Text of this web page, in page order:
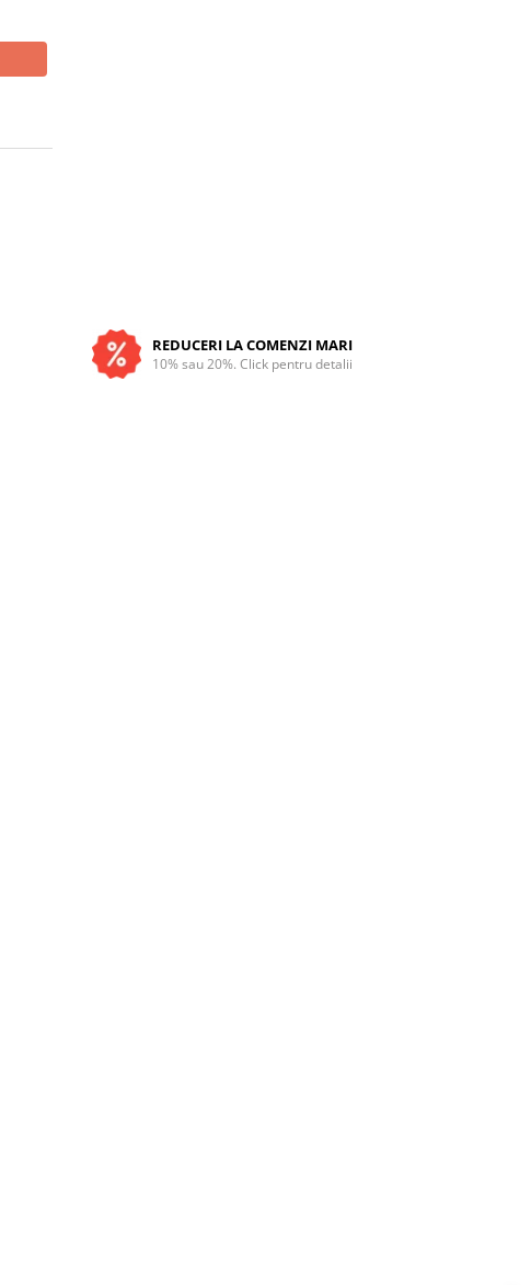
REDUCERI LA COMENZI MARI
10% sau 20%. Click pentru detalii